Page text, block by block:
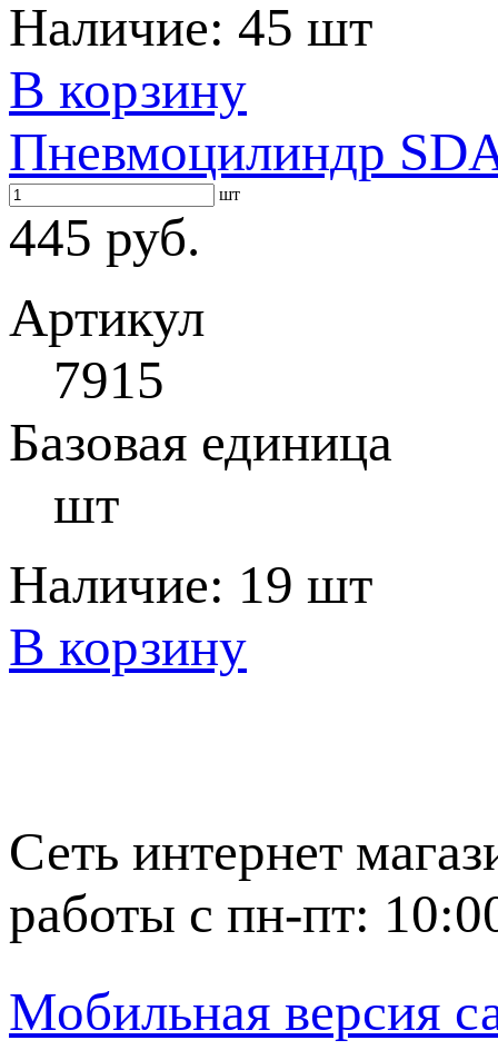
Наличие: 45 шт
В корзину
Пневмоцилиндр
шт
445 руб.
Артикул
7915
Базовая единица
шт
Наличие: 19 шт
В корзину
Сеть интернет
работы с пн-пт:
Мобильная версия